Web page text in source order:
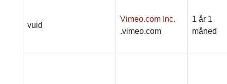
vuid
Vimeo.com Inc.
.vimeo.com
1 år 1
måned